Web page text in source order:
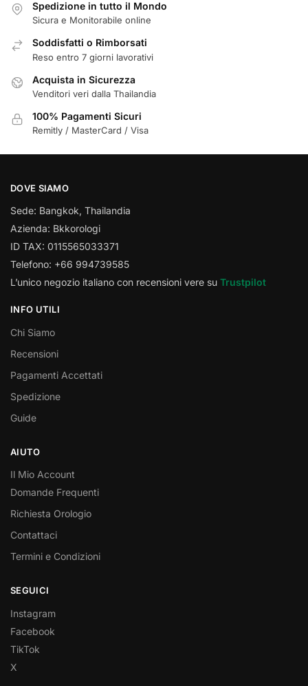
Spedizione in tutto il Mondo
Sicura e Monitorabile online
Soddisfatti o Rimborsati
Reso entro 7 giorni lavorativi
Acquista in Sicurezza
Venditori veri dalla Thailandia
100% Pagamenti Sicuri
Remitly / MasterCard / Visa
DOVE SIAMO
Sede: Bangkok, Thailandia
Azienda: Bkkorologi
ID TAX: 0115565033371
Telefono: +66 994739585
L’unico negozio italiano con recensioni vere su Trustpilot
INFO UTILI
Chi Siamo
Recensioni
Pagamenti Accettati
Spedizione
Guide
AIUTO
Il Mio Account
Domande Frequenti
Richiesta Orologio
Contattaci
Termini e Condizioni
SEGUICI
Instagram
Facebook
TikTok
X